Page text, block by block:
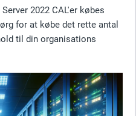
2022 CAL'er købes
for at købe det rette antal
til din organisations